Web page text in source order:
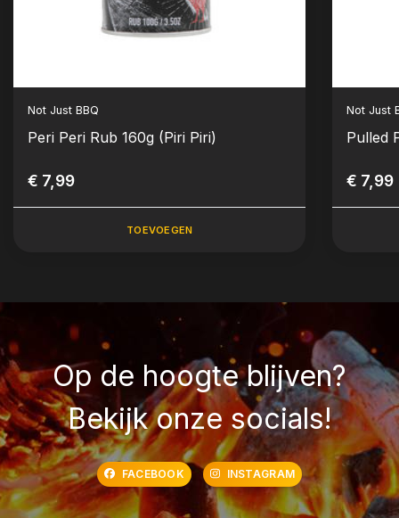
Not Just BBQ
Peri Peri Rub 160g (Piri Piri)
€ 7,99
TOEVOEGEN
Not Just
Pulled
€ 7,99
Op de hoogte blijven?
Bekijk onze socials!
FACEBOOK INSTAGRAM